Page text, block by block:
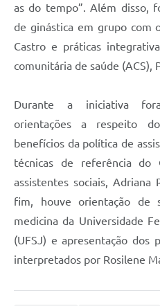
as do tempo”. Além disso,
de ginástica em grupo com
Castro e práticas
comunitária de saúde (ACS),
Durante a iniciativa
orientações a respeito
benefícios da política de
técnicas de referência do
assistentes sociais, Adriana
fim, houve orientação de
medicina da Universidade
(UFSJ) e apresentação dos
interpretados por Rosilene